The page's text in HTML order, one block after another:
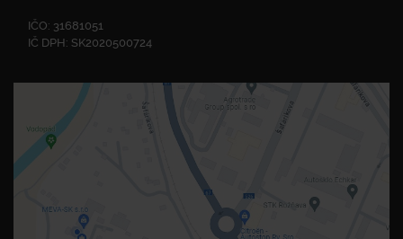
IČO: 31681051
IČ DPH: SK2020500724